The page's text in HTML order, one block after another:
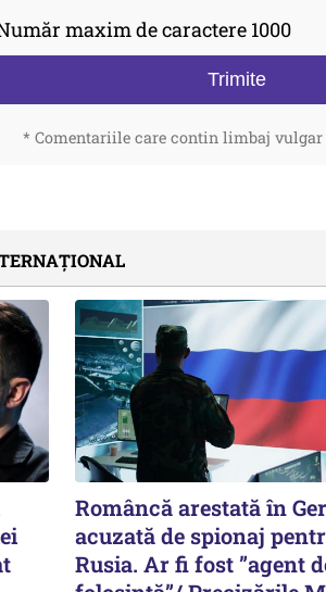
maxim de caractere 1000
Trimite
* Comentariile care contin limbaj vulgar
Româncă arestată în
acuzată de spionaj
Rusia. Ar fi fost ”agent